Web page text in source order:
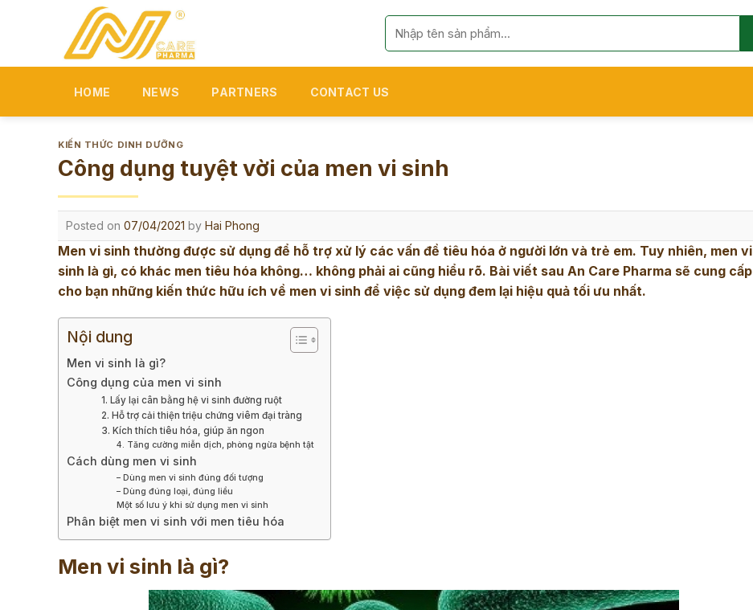
Search
for:
HOME NEWS PARTNERS CONTACT US
KIẾN THỨC DINH DƯỠNG
Công dụng tuyệt vời của men vi sinh
Posted on 07/04/2021 by Hai Phong
Men vi sinh thường được sử dụng để hỗ trợ xử lý các vấn đề tiêu hóa ở người lớn và trẻ em. Tuy nhiên, men vi
sinh là gì, có khác men tiêu hóa không… không phải ai cũng hiểu rõ. Bài viết sau An Care Pharma sẽ cung cấp
cho bạn những kiến thức hữu ích về men vi sinh để việc sử dụng đem lại hiệu quả tối ưu nhất.
Nội dung
Men vi sinh là gì?
Công dụng của men vi sinh
1. Lấy lại cân bằng hệ vi sinh đường ruột
2. Hỗ trợ cải thiện triệu chứng viêm đại tràng
3. Kích thích tiêu hóa, giúp ăn ngon
4. Tăng cường miễn dịch, phòng ngừa bệnh tật
Cách dùng men vi sinh
– Dùng men vi sinh đúng đối tượng
– Dùng đúng loại, đúng liều
Một số lưu ý khi sử dụng men vi sinh
Phân biệt men vi sinh với men tiêu hóa
Men vi sinh là gì?